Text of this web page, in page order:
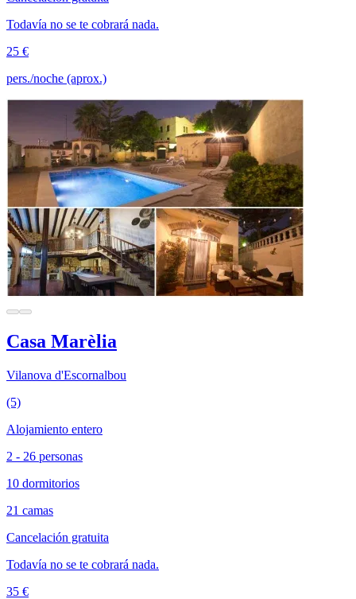
Todavía no se te cobrará nada.
25 €
pers./noche (aprox.)
Casa Marèlia
Vilanova d'Escornalbou
(5)
Alojamiento entero
2 - 26 personas
10 dormitorios
21 camas
Cancelación gratuita
Todavía no se te cobrará nada.
35 €